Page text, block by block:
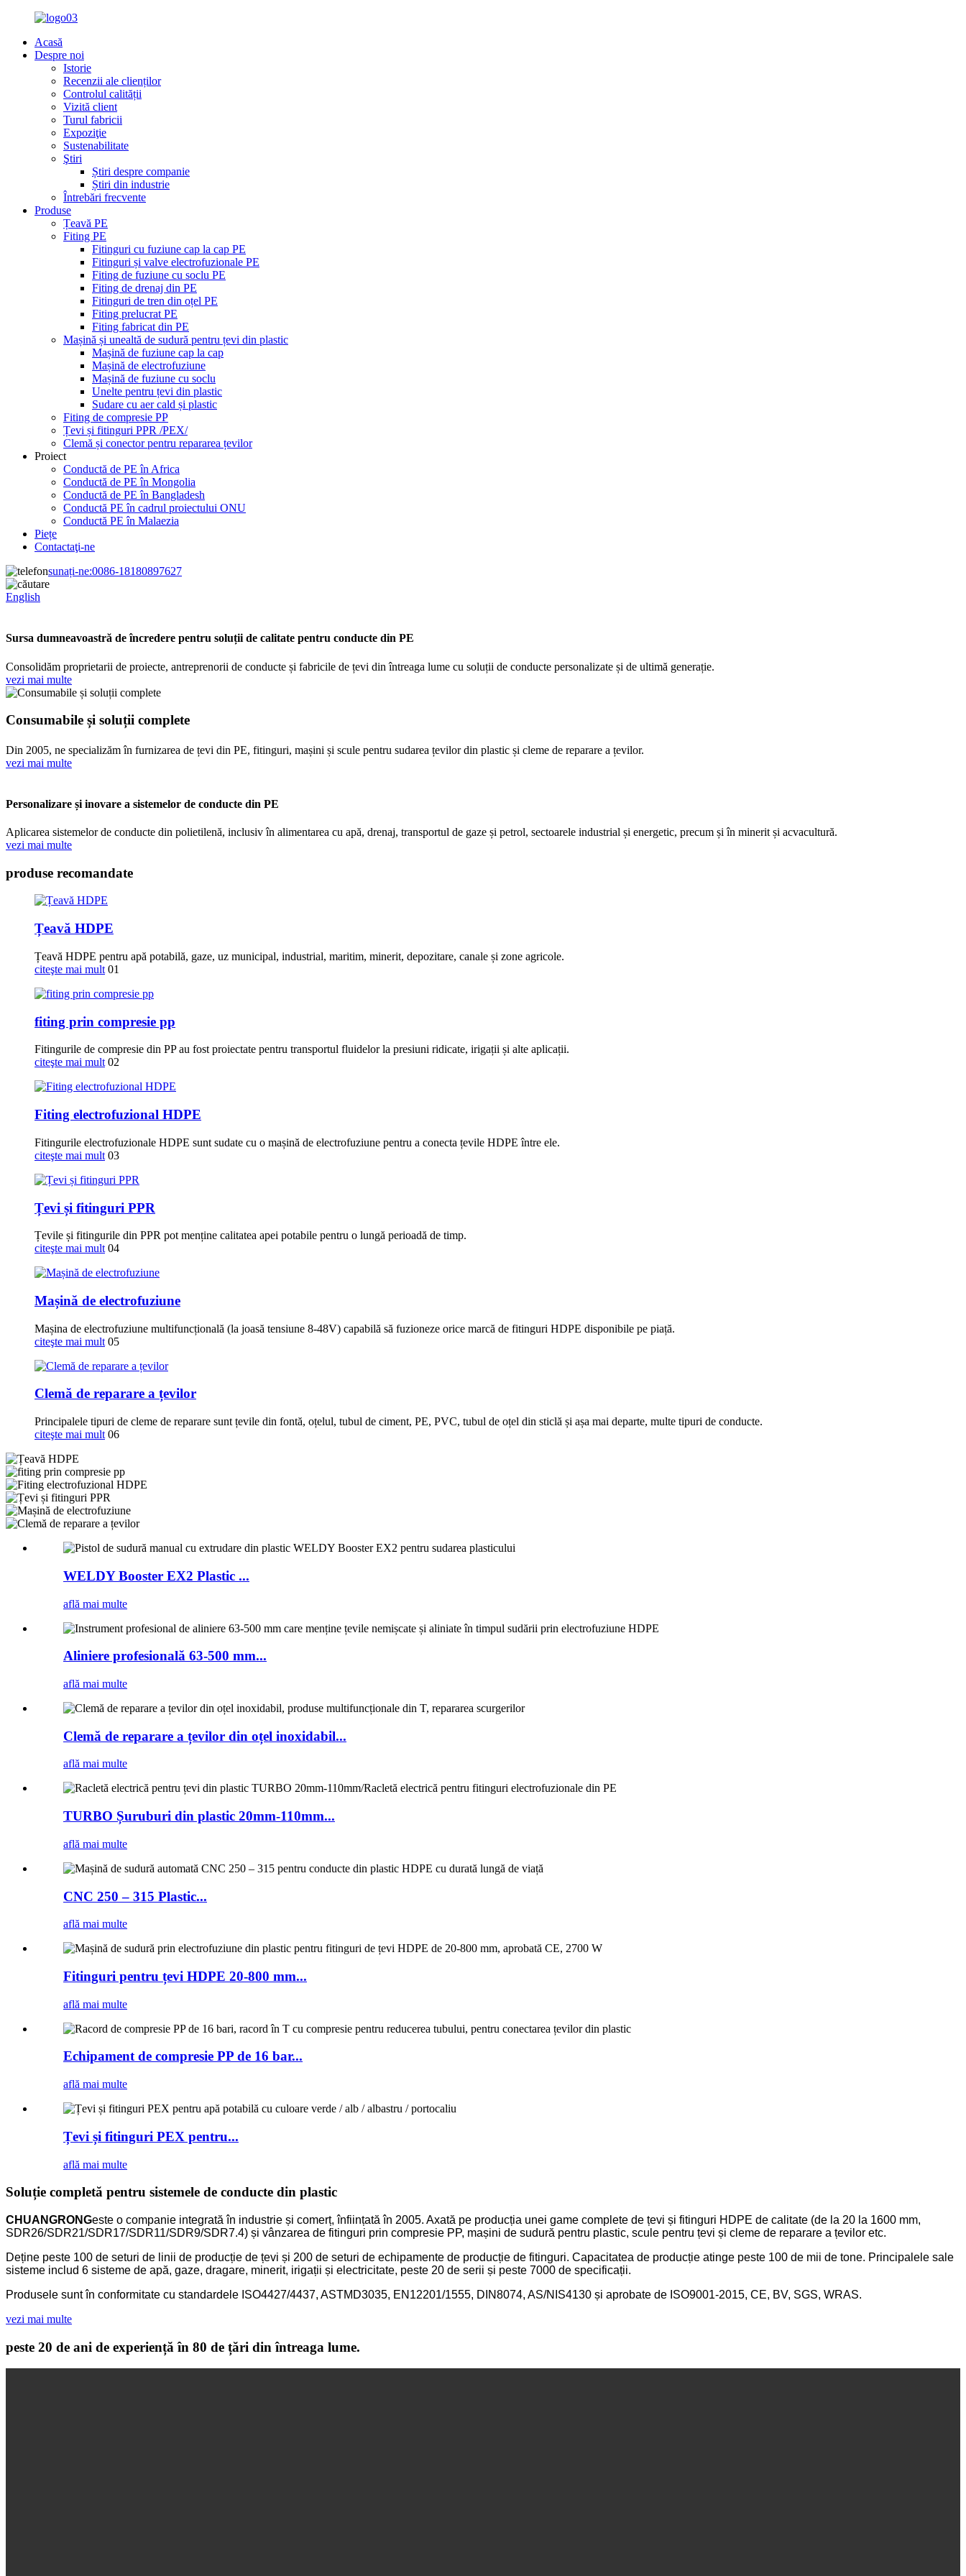
Acasă
Despre noi
Istorie
Recenzii ale clienților
Controlul calității
Vizită client
Turul fabricii
Expoziţie
Sustenabilitate
Ştiri
Știri despre companie
Știri din industrie
Întrebări frecvente
Produse
Țeavă PE
Fiting PE
Fitinguri cu fuziune cap la cap PE
Fitinguri și valve electrofuzionale PE
Fiting de fuziune cu soclu PE
Fiting de drenaj din PE
Fitinguri de tren din oțel PE
Fiting prelucrat PE
Fiting fabricat din PE
Mașină și unealtă de sudură pentru țevi din plastic
Mașină de fuziune cap la cap
Mașină de electrofuziune
Mașină de fuziune cu soclu
Unelte pentru țevi din plastic
Sudare cu aer cald și plastic
Fiting de compresie PP
Țevi și fitinguri PPR /PEX/
Clemă și conector pentru repararea țevilor
Proiect
Conductă de PE în Africa
Conductă de PE în Mongolia
Conductă de PE în Bangladesh
Conductă PE în cadrul proiectului ONU
Conductă PE în Malaezia
Piețe
Contactaţi-ne
sunați-ne:0086-18180897627
English
Sursa dumneavoastră de încredere pentru soluții de calitate pentru conducte din PE
Consolidăm proprietarii de proiecte, antreprenorii de conducte și fabricile de țevi din întreaga lume cu soluții de conducte personalizate și de ultimă generație.
vezi mai multe
Consumabile și soluții complete
Din 2005, ne specializăm în furnizarea de țevi din PE, fitinguri, mașini și scule pentru sudarea țevilor din plastic și cleme de reparare a țevilor.
vezi mai multe
Personalizare și inovare a sistemelor de conducte din PE
Aplicarea sistemelor de conducte din polietilenă, inclusiv în alimentarea cu apă, drenaj, transportul de gaze și petrol, sectoarele industrial și energetic, precum și în minerit și acvacultură.
vezi mai multe
produse recomandate
Țeavă HDPE
Țeavă HDPE pentru apă potabilă, gaze, uz municipal, industrial, maritim, minerit, depozitare, canale și zone agricole.
citeşte mai mult 01
fiting prin compresie pp
Fitingurile de compresie din PP au fost proiectate pentru transportul fluidelor la presiuni ridicate, irigații și alte aplicații.
citeşte mai mult 02
Fiting electrofuzional HDPE
Fitingurile electrofuzionale HDPE sunt sudate cu o mașină de electrofuziune pentru a conecta țevile HDPE între ele.
citeşte mai mult 03
Țevi și fitinguri PPR
Țevile și fitingurile din PPR pot menține calitatea apei potabile pentru o lungă perioadă de timp.
citeşte mai mult 04
Mașină de electrofuziune
Mașina de electrofuziune multifuncțională (la joasă tensiune 8-48V) capabilă să fuzioneze orice marcă de fitinguri HDPE disponibile pe piață.
citeşte mai mult 05
Clemă de reparare a țevilor
Principalele tipuri de cleme de reparare sunt țevile din fontă, oțelul, tubul de ciment, PE, PVC, tubul de oțel din sticlă și așa mai departe, multe tipuri de conducte.
citeşte mai mult 06
WELDY Booster EX2 Plastic ...
află mai multe
Aliniere profesională 63-500 mm...
află mai multe
Clemă de reparare a țevilor din oțel inoxidabil...
află mai multe
TURBO Șuruburi din plastic 20mm-110mm...
află mai multe
CNC 250 – 315 Plastic...
află mai multe
Fitinguri pentru țevi HDPE 20-800 mm...
află mai multe
Echipament de compresie PP de 16 bar...
află mai multe
Țevi și fitinguri PEX pentru...
află mai multe
Soluție completă pentru sistemele de conducte din plastic
CHUANGRONGeste o companie integrată în industrie și comerț, înființată în 2005. Axată pe producția unei game complete de țevi și fitinguri HDPE de calitate (de la 20 la 1600 mm,
SDR26/SDR21/SDR17/SDR11/SDR9/SDR7.4) și vânzarea de fitinguri prin compresie PP, mașini de sudură pentru plastic, scule pentru țevi și cleme de reparare a țevilor etc.
Deține peste 100 de seturi de linii de producție de țevi și 200 de seturi de echipamente de producție de fitinguri. Capacitatea de producție atinge peste 100 de mii de tone. Principalele sale
sisteme includ 6 sisteme de apă, gaze, dragare, minerit, irigații și electricitate, peste 20 de serii și peste 7000 de specificații.
Produsele sunt în conformitate cu standardele ISO4427/4437, ASTMD3035, EN12201/1555, DIN8074, AS/NIS4130 și aprobate de ISO9001-2015, CE, BV, SGS, WRAS.
vezi mai multe
peste 20 de ani de experiență în 80 de țări din întreaga lume.